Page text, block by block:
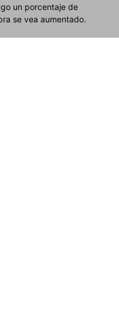
un porcentaje de
se vea aumentado.